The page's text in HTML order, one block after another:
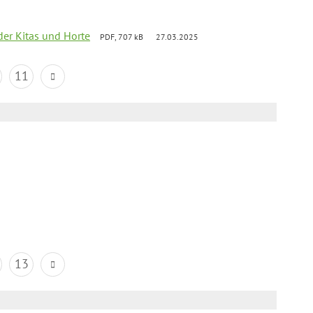
Kitas und Horte PDF, 707 kB 27.03.2025
11
13